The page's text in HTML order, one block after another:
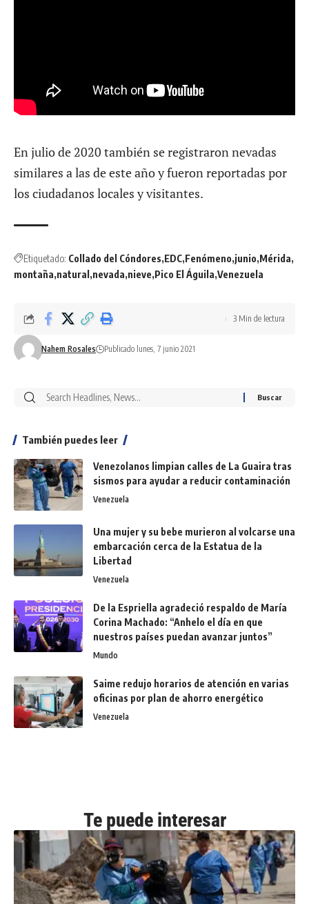
En julio de 2020 también se registraron nevadas
similares a las de este año y fueron reportadas por
los ciudadanos locales y visitantes.
Etiquetado: Collado del Cóndores EDC Fenómeno junio Mérida
montaña natural nevada nieve Pico El Águila Venezuela
Nahem Rosales Publicado lunes, 7 junio 2021
3 Min de lectura
También puedes leer
Venezolanos limpian calles de La Guaira tras
sismos para ayudar a reducir contaminación
Venezuela
Una mujer y su bebe murieron al volcarse una
embarcación cerca de la Estatua de la
Libertad
Venezuela
De la Espriella agradeció respaldo de María
Corina Machado: “Anhelo el día en que
nuestros países puedan avanzar juntos”
Mundo
Saime redujo horarios de atención en varias
oficinas por plan de ahorro energético
Venezuela
Te puede interesar